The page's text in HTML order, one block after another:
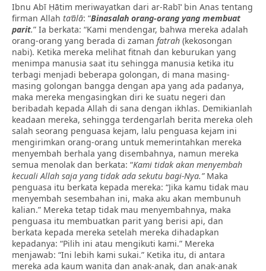
Ibnu Abī Ḥātim meriwayatkan dari ar-Rabī‘ bin Anas tentang
firman Allah ta‘ālā: “Binasalah orang-orang yang membuat
parit.” Ia berkata: “Kami mendengar, bahwa mereka adalah
orang-orang yang berada di zaman fatrah (kekosongan
nabi). Ketika mereka melihat fitnah dan keburukan yang
menimpa manusia saat itu sehingga manusia ketika itu
terbagi menjadi beberapa golongan, di mana masing-
masing golongan bangga dengan apa yang ada padanya,
maka mereka mengasingkan diri ke suatu negeri dan
beribadah kepada Allah di sana dengan ikhlas. Demikianlah
keadaan mereka, sehingga terdengarlah berita mereka oleh
salah seorang penguasa kejam, lalu penguasa kejam ini
mengirimkan orang-orang untuk memerintahkan mereka
menyembah berhala yang disembahnya, namun mereka
semua menolak dan berkata: “Kami tidak akan menyembah
kecuali Allah saja yang tidak ada sekutu bagi-Nya.” Maka
penguasa itu berkata kepada mereka: “Jika kamu tidak mau
menyembah sesembahan ini, maka aku akan membunuh
kalian.” Mereka tetap tidak mau menyembahnya, maka
penguasa itu membuatkan parit yang berisi api, dan
berkata kepada mereka setelah mereka dihadapkan
kepadanya: “Pilih ini atau mengikuti kami.” Mereka
menjawab: “Ini lebih kami sukai.” Ketika itu, di antara
mereka ada kaum wanita dan anak-anak, dan anak-anak